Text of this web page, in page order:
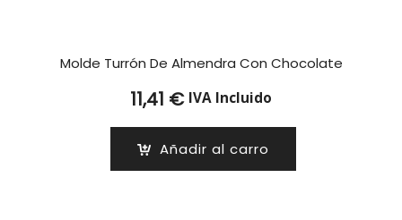
Molde Turrón De Almendra Con Chocolate
11,41 € IVA Incluido
Añadir al carro